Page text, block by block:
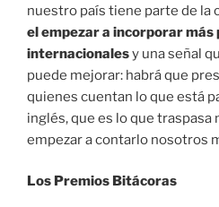
nuestro país tiene parte de la
el empezar a incorporar más
internacionalesy una señal
puede mejorar: habrá que
quienes cuentan lo que está
inglés, que es lo que
empezar a contarlo nosotros
Los Premios Bitácoras